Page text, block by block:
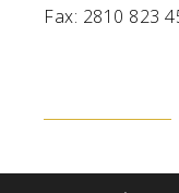
Fax: 2810 823